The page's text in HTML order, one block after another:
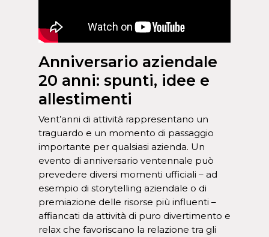
Anniversario aziendale
20 anni: spunti, idee e
allestimenti
Vent’anni di attività rappresentano un
traguardo e un momento di passaggio
importante per qualsiasi azienda. Un
evento di anniversario ventennale può
prevedere diversi momenti ufficiali – ad
esempio di storytelling aziendale o di
premiazione delle risorse più influenti –
affiancati da attività di puro divertimento e
relax che favoriscano la relazione tra gli